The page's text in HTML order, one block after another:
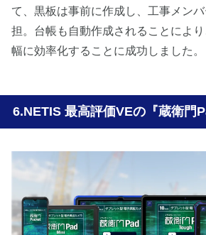
て、黒板は事前に作成し、工事メン
担。台帳も自動作成されることによ
幅に効率化することに成功しました。
NETIS 最高評価VEの『蔵衛門